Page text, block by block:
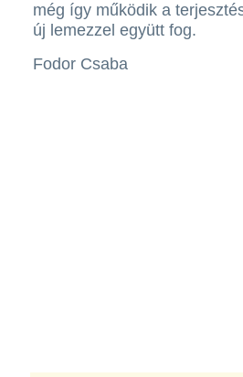
még így működik a
új lemezzel együtt fog.
Fodor Csaba